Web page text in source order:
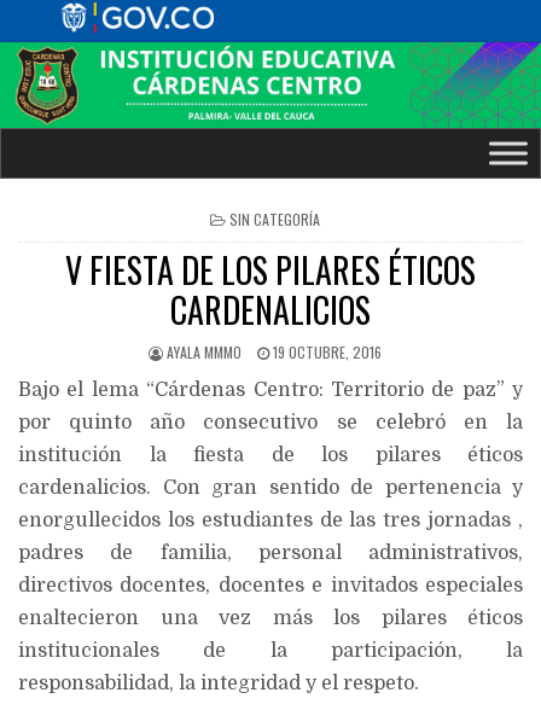
POSTED
IN
SIN CATEGORÍA
V FIESTA DE LOS PILARES ÉTICOS
CARDENALICIOS
AYALA MMMO 19 OCTUBRE, 2016
Bajo el lema “Cárdenas Centro: Territorio de paz” y
por quinto año consecutivo se celebró en la
institución la fiesta de los pilares éticos
cardenalicios. Con gran sentido de pertenencia y
enorgullecidos los estudiantes de las tres jornadas ,
padres de familia, personal administrativos,
directivos docentes, docentes e invitados especiales
enaltecieron una vez más los pilares éticos
institucionales de la participación, la
responsabilidad, la integridad y el respeto.